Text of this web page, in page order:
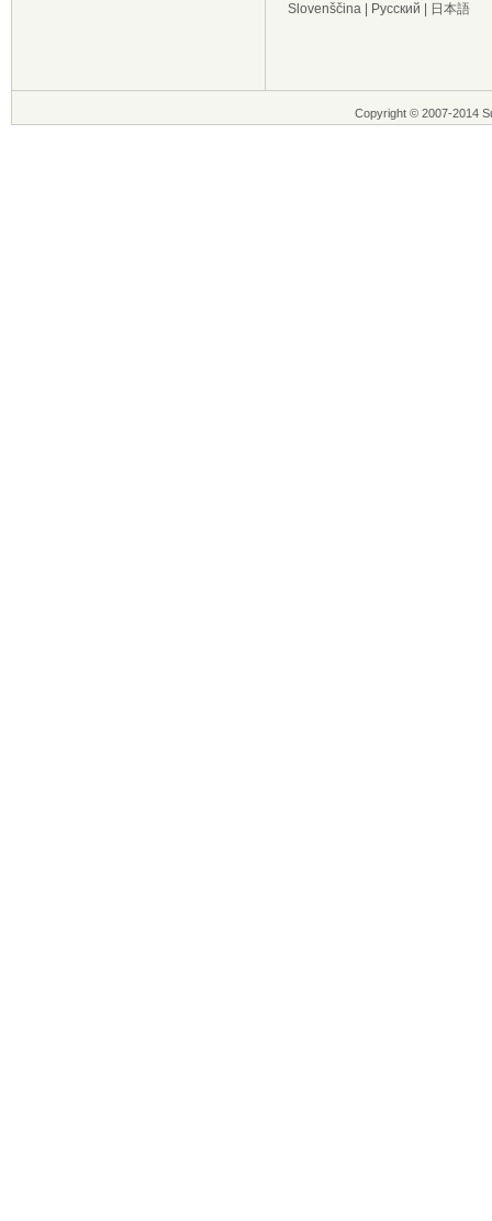
Slovenščina
Русский 日本語
Copyright © 2007-2014